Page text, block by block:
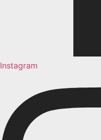
Instagram